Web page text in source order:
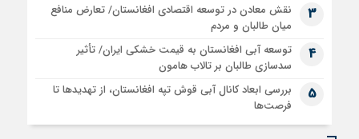
3
نقش معادن در توسعه اقتصادی افغانستان/ تعارض منافع
میان طالبان و مردم
4
توسعه آبی افغانستان به قیمت خشکی ایران/ تأثیر
سدسازی طالبان بر تالاب هامون
5
بررسی ابعاد کانال آبی قوش تپه افغانستان، از تهدیدها تا
فرصت‌ها